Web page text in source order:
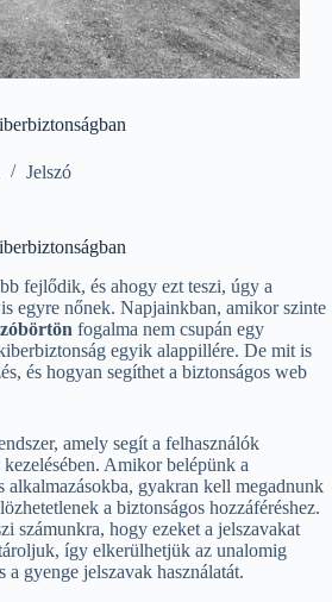
Jelszó
fejlődik, és ahogy ezt teszi, úgy a
egyre nőnek. Napjainkban, amikor szinte
fogalma nem csupán egy
egyik alappillére. De mit is
és hogyan segíthet a biztonságos web
amely segít a felhasználók
Amikor belépünk a
alkalmazásokba, gyakran kell megadnunk
a biztonságos hozzáféréshez.
számunkra, hogy ezeket a jelszavakat
így elkerülhetjük az unalomig
a gyenge jelszavak használatát.